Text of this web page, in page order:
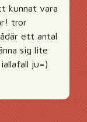
kunnat vara
tror
ett antal
sig lite
ju=)